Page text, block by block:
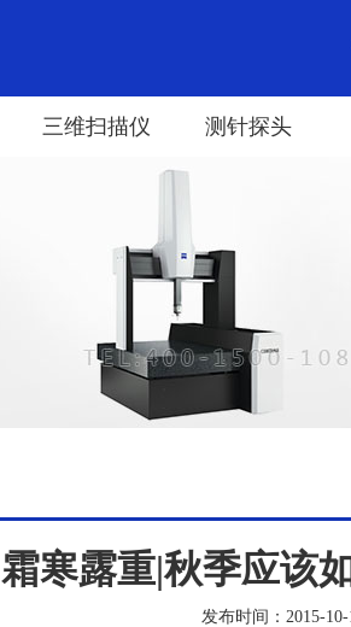
三维扫描仪 测针探头
霜寒露重|秋季应该
发布时间：2015-